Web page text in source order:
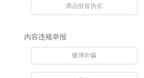
商品假冒伪劣
内容违规举报
赌博诈骗